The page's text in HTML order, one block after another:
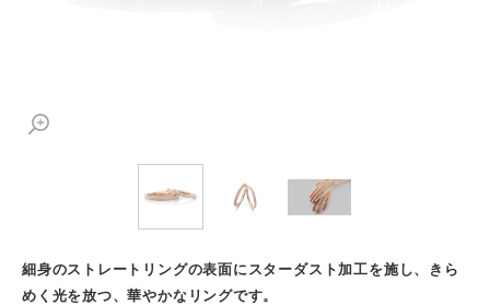
細身のストレートリングの表面にスターダスト加工を施し、きら
めく光を放つ、華やかなリングです。